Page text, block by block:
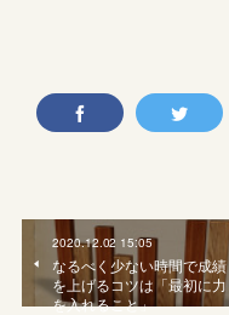
2020.12.02 15:05
なるべく少ない時間で成績
を上げるコツは「最初に力
を入れること」